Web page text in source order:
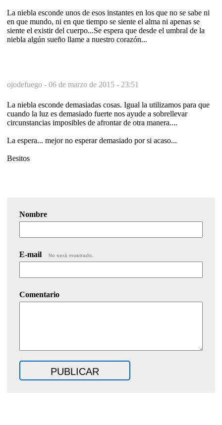
La niebla esconde unos de esos instantes en los que no se sabe ni
en que mundo, ni en que tiempo se siente el alma ni apenas se
siente el existir del cuerpo...Se espera que desde el umbral de la
niebla algún sueño llame a nuestro corazón...
ojodefuego - 06 de marzo de 2015 - 23:51
La niebla esconde demasiadas cosas. Igual la utilizamos para que
cuando la luz es demasiado fuerte nos ayude a sobrellevar
circunstancias imposibles de afrontar de otra manera....
La espera... mejor no esperar demasiado por si acaso...
Besitos
Nombre
E-mail No será mostrado.
Comentario